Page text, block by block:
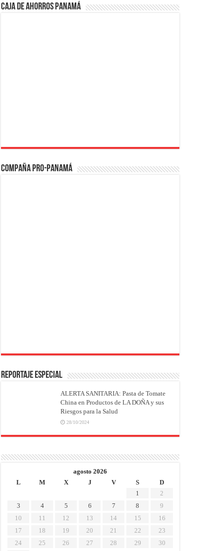
Caja de Ahorros Panamá
Compaña PRO-Panamá
REPORTAJE ESPECIAL
ALERTA SANITARIA: Pasta de Tomate
China en Productos de LA DOÑA y sus
Riesgos para la Salud
28/10/2024
agosto 2026
L
M X J V S
D
1
2
3
4 5 6 7 8
9
10
11 12 13 14 15
16
17
18 19 20 21 22
23
24
25 26 27 28 29 30